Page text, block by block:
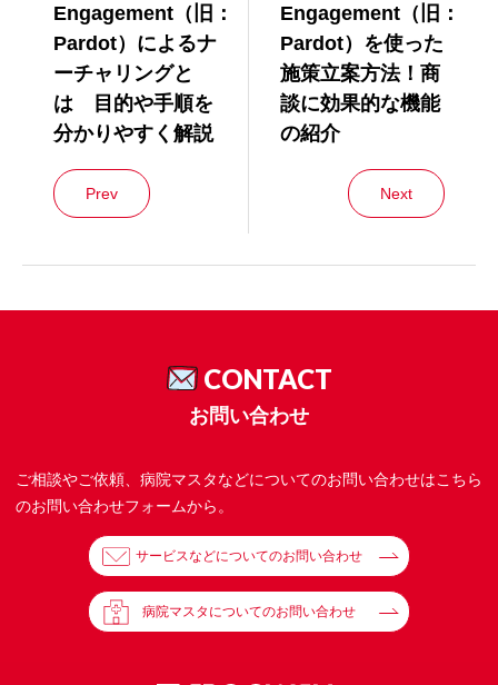
Engagement（旧：
Pardot）によるナ
ーチャリングと
は 目的や手順を
分かりやすく解説
Prev
Engagement（旧：
Pardot）を使った
施策立案方法！商
談に効果的な機能
の紹介
Next
CONTACT
お問い合わせ
ご相談やご依頼、病院マスタなどについてのお問い合わせはこちら
のお問い合わせフォームから。
サービスなどについてのお問い合わせ
病院マスタについてのお問い合わせ